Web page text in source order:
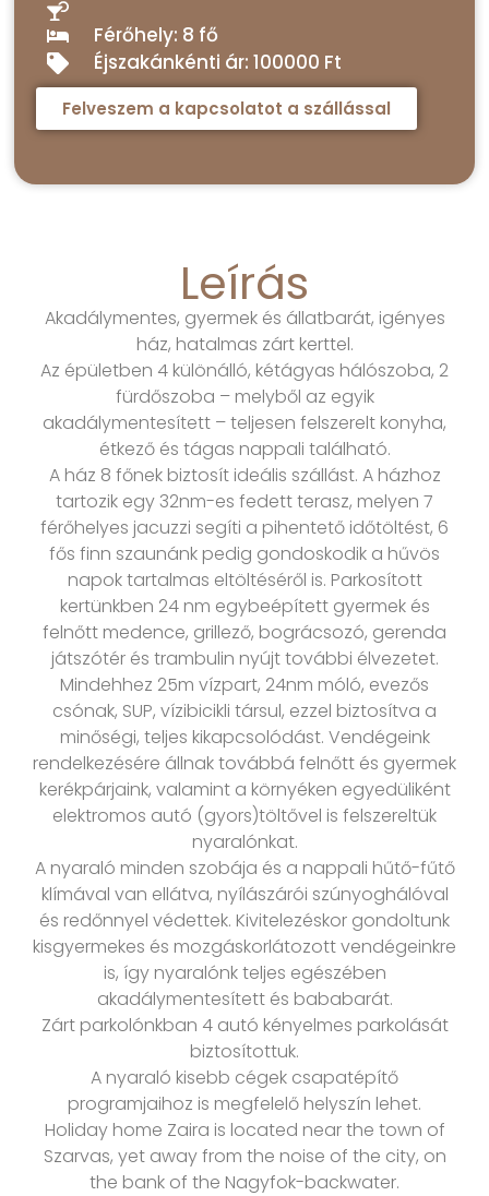
Férőhely: 8 fő
Éjszakánkénti ár: 100000 Ft
Felveszem a kapcsolatot a szállással
Leírás
Akadálymentes, gyermek és állatbarát, igényes
ház, hatalmas zárt kerttel.
Az épületben 4 különálló, kétágyas hálószoba, 2
fürdőszoba – melyből az egyik
akadálymentesített – teljesen felszerelt konyha,
étkező és tágas nappali található.
A ház 8 főnek biztosít ideális szállást. A házhoz
tartozik egy 32nm-es fedett terasz, melyen 7
férőhelyes jacuzzi segíti a pihentető időtöltést, 6
fős finn szaunánk pedig gondoskodik a hűvös
napok tartalmas eltöltéséről is. Parkosított
kertünkben 24 nm egybeépített gyermek és
felnőtt medence, grillező, bográcsozó, gerenda
játszótér és trambulin nyújt további élvezetet.
Mindehhez 25m vízpart, 24nm móló, evezős
csónak, SUP, vízibicikli társul, ezzel biztosítva a
minőségi, teljes kikapcsolódást. Vendégeink
rendelkezésére állnak továbbá felnőtt és gyermek
kerékpárjaink, valamint a környéken egyedüliként
elektromos autó (gyors)töltővel is felszereltük
nyaralónkat.
A nyaraló minden szobája és a nappali hűtő-fűtő
klímával van ellátva, nyílászárói szúnyoghálóval
és redőnnyel védettek. Kivitelezéskor gondoltunk
kisgyermekes és mozgáskorlátozott vendégeinkre
is, így nyaralónk teljes egészében
akadálymentesített és bababarát.
Zárt parkolónkban 4 autó kényelmes parkolását
biztosítottuk.
A nyaraló kisebb cégek csapatépítő
programjaihoz is megfelelő helyszín lehet.
Holiday home Zaira is located near the town of
Szarvas, yet away from the noise of the city, on
the bank of the Nagyfok-backwater.